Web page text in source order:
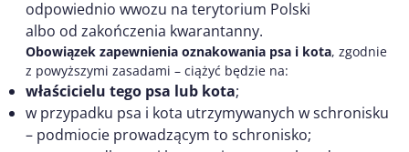
odpowiednio wwozu na terytorium Polski
albo od zakończenia kwarantanny.
Obowiązek zapewnienia oznakowania psa i kota, zgodnie
z powyższymi zasadami – ciążyć będzie na:
właścicielu tego psa lub kota;
w przypadku psa i kota utrzymywanych w schronisku
– podmiocie prowadzącym to schronisko;